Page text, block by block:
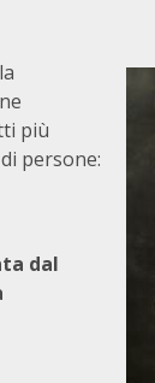
la
più
persone:
dal